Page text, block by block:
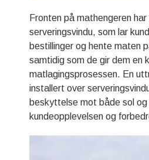
Fronten på mathengeren
serveringsvindu, som lar
bestillinger og hente maten
samtidig som de gir dem en
matlagingsprosessen. En
installert over
beskyttelse mot både sol
kundeopplevelsen og